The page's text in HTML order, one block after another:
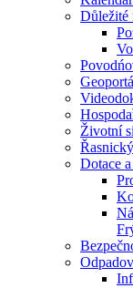
Důležité
Životní
Dotace